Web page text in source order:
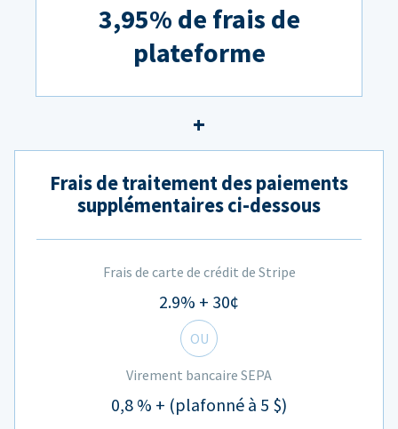
3,95% de frais de
plateforme
Frais de traitement des paiements
supplémentaires ci-dessous
Frais de carte de crédit de Stripe
2.9% + 30¢
OU
Virement bancaire SEPA
0,8 % + (plafonné à 5 $)